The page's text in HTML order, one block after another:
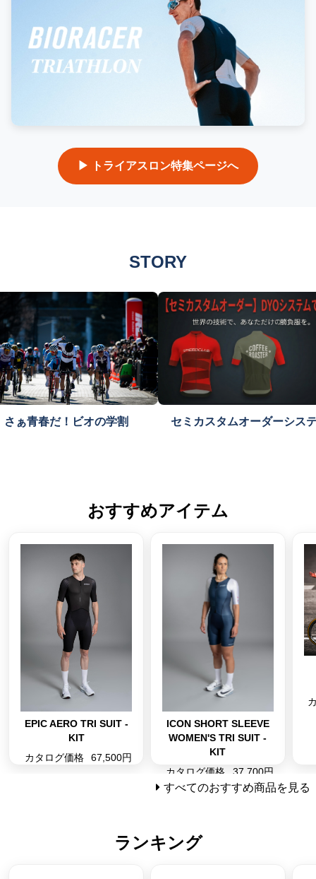
▶ トライアスロン特集ページへ
STORY
さぁ青春だ！ビオの学割 セミカスタムオーダーシス
おすすめアイテム
EPIC AERO TRI SUIT -
KIT
カタログ価格
67,500円
ICON SHORT SLEEVE
WOMEN'S TRI SUIT -
KIT
カタログ価格
37,700円
すべてのおすすめ商品を見る
ランキング